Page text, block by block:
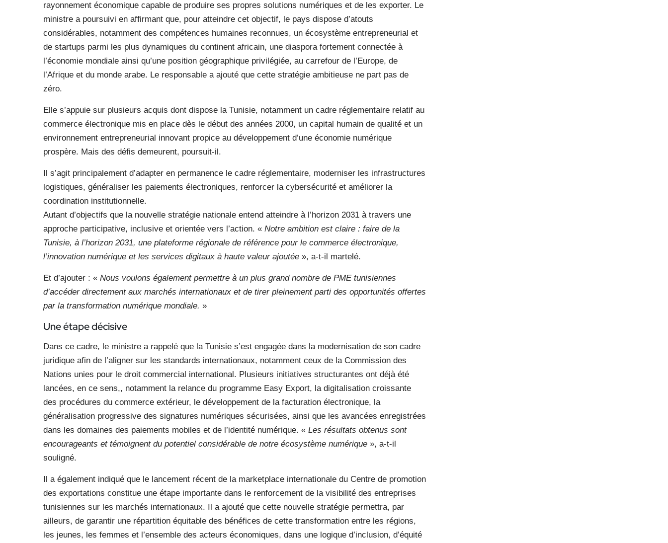
rayonnement économique capable de produire ses propres solutions numériques et de les exporter. Le
ministre a poursuivi en affirmant que, pour atteindre cet objectif, le pays dispose d’atouts
considérables, notamment des compétences humaines reconnues, un écosystème entrepreneurial et
de startups parmi les plus dynamiques du continent africain, une diaspora fortement connectée à
l’économie mondiale ainsi qu’une position géographique privilégiée, au carrefour de l’Europe, de
l’Afrique et du monde arabe. Le responsable a ajouté que cette stratégie ambitieuse ne part pas de
zéro.
Elle s’appuie sur plusieurs acquis dont dispose la Tunisie, notamment un cadre réglementaire relatif au
commerce électronique mis en place dès le début des années 2000, un capital humain de qualité et un
environnement entrepreneurial innovant propice au développement d’une économie numérique
prospère. Mais des défis demeurent, poursuit-il.
Il s’agit principalement d’adapter en permanence le cadre réglementaire, moderniser les infrastructures
logistiques, généraliser les paiements électroniques, renforcer la cybersécurité et améliorer la
coordination institutionnelle.
Autant d’objectifs que la nouvelle stratégie nationale entend atteindre à l’horizon 2031 à travers une
approche participative, inclusive et orientée vers l’action. « Notre ambition est claire : faire de la
Tunisie, à l’horizon 2031, une plateforme régionale de référence pour le commerce électronique,
l’innovation numérique et les services digitaux à haute valeur ajoutée », a-t-il martelé.
Et d’ajouter : « Nous voulons également permettre à un plus grand nombre de PME tunisiennes
d’accéder directement aux marchés internationaux et de tirer pleinement parti des opportunités offertes
par la transformation numérique mondiale. »
Une étape décisive
Dans ce cadre, le ministre a rappelé que la Tunisie s’est engagée dans la modernisation de son cadre
juridique afin de l’aligner sur les standards internationaux, notamment ceux de la Commission des
Nations unies pour le droit commercial international. Plusieurs initiatives structurantes ont déjà été
lancées, en ce sens,, notamment la relance du programme Easy Export, la digitalisation croissante
des procédures du commerce extérieur, le développement de la facturation électronique, la
généralisation progressive des signatures numériques sécurisées, ainsi que les avancées enregistrées
dans les domaines des paiements mobiles et de l’identité numérique. « Les résultats obtenus sont
encourageants et témoignent du potentiel considérable de notre écosystème numérique », a-t-il
souligné.
Il a également indiqué que le lancement récent de la marketplace internationale du Centre de promotion
des exportations constitue une étape importante dans le renforcement de la visibilité des entreprises
tunisiennes sur les marchés internationaux. Il a ajouté que cette nouvelle stratégie permettra, par
ailleurs, de garantir une répartition équitable des bénéfices de cette transformation entre les régions,
les jeunes, les femmes et l’ensemble des acteurs économiques, dans une logique d’inclusion, d’équité